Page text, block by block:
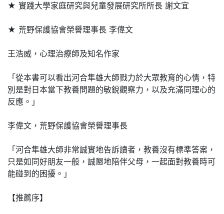
★ 實踐大學家庭研究與兒童發展研究所所長 謝文宜
★ 荒野保護協會榮譽理事長 李偉文
王浩威，心理治療師及知名作家
「從本書可以看出河合隼雄大師戮力於大眾教育的心情，特
別是對日本當下教養問題的敏銳觀察力，以及充滿同理心的
反應。」
李偉文，荒野保護協會榮譽理事長
「河合隼雄大師非常誠實地告訴讀者，教養沒有標準答案，
只是如同好朋友一般，誠懇地陪伴父母，一起面對教養時可
能碰到的困擾。」
【推薦序】